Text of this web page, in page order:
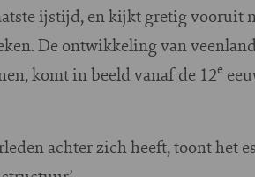
ijstijd, en kijkt gretig vooruit
De ontwikkeling van
komt in beeld vanaf de 12e
achter zich heeft, toont het